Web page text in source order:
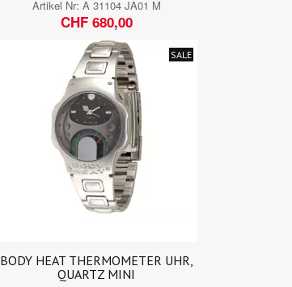
Artikel Nr: A 31104 JA01 M
CHF 680,00
SALE
BODY HEAT THERMOMETER UHR,
QUARTZ MINI